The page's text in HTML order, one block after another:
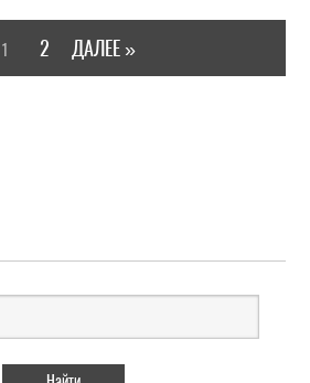
1 2 ДАЛЕЕ »